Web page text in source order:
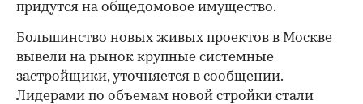
придутся на общедомовое имущество.
Большинство новых живых проектов в Москве
вывели на рынок крупные системные
застройщики, уточняется в сообщении.
Лидерами по объемам новой стройки стали